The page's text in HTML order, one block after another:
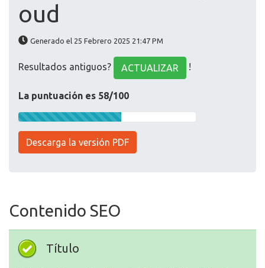
oud
Generado el 25 Febrero 2025 21:47 PM
Resultados antiguos? ACTUALIZAR !
La puntuación es 58/100
Descarga la versión PDF
Contenido SEO
Título